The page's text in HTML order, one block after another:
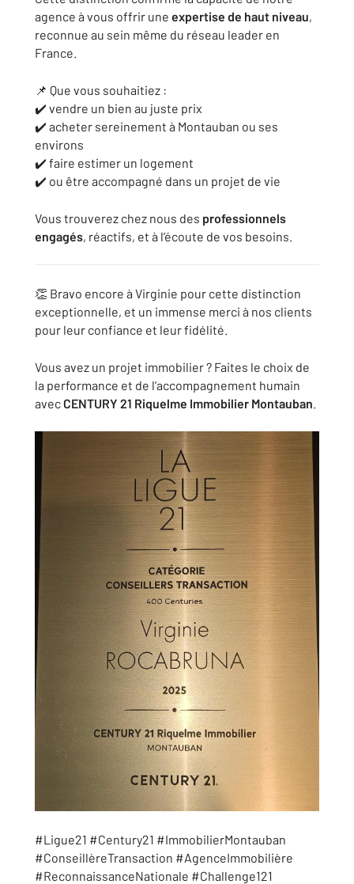
agence à vous offrir une expertise de haut niveau,
reconnue au sein même du réseau leader en
France.
📌 Que vous souhaitiez :
✔️ vendre un bien au juste prix
✔️ acheter sereinement à Montauban ou ses
environs
✔️ faire estimer un logement
✔️ ou être accompagné dans un projet de vie
Vous trouverez chez nous des professionnels
engagés, réactifs, et à l’écoute de vos besoins.
👏 Bravo encore à Virginie pour cette distinction
exceptionnelle, et un immense merci à nos clients
pour leur confiance et leur fidélité.
Vous avez un projet immobilier ? Faites le choix de
la performance et de l’accompagnement humain
avecCENTURY 21 Riquelme Immobilier Montauban.
#Ligue21 #Century21 #ImmobilierMontauban
#ConseillèreTransaction #AgenceImmobilière
#ReconnaissanceNationale #Challenge121